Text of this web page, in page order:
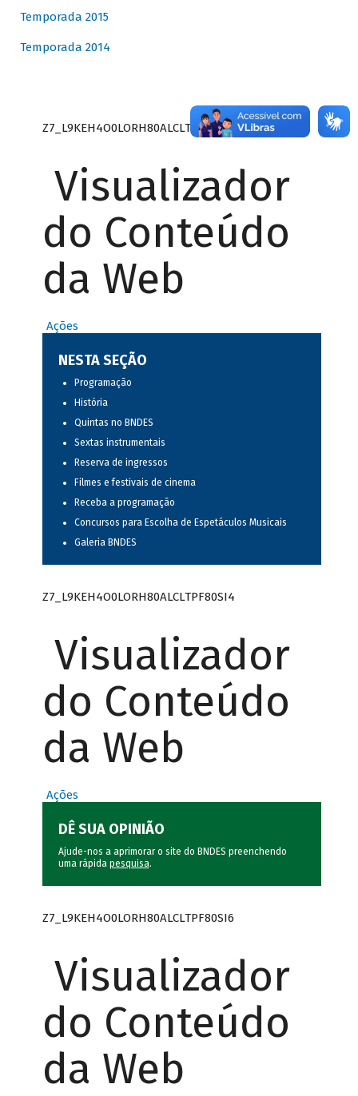
Temporada 2015
Temporada 2014
Z7_L9KEH4O0LORH80ALCLTPF80S27
Visualizador
do Conteúdo
da Web
Ações
NESTA SEÇÃO
Programação
História
Quintas no BNDES
Sextas instrumentais
Reserva de ingressos
Filmes e festivais de cinema
Receba a programação
Concursos para Escolha de Espetáculos Musicais
Galeria BNDES
Z7_L9KEH4O0LORH80ALCLTPF80SI4
Visualizador
do Conteúdo
da Web
Ações
DÊ SUA OPINIÃO
Ajude-nos a aprimorar o site do BNDES preenchendo
uma rápida pesquisa.
Z7_L9KEH4O0LORH80ALCLTPF80SI6
Visualizador
do Conteúdo
da Web